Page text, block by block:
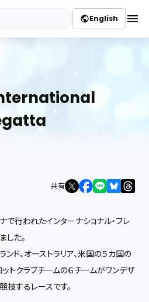
publicEnglish menu
共有
で行われたインターナショナル・フレ
した。
ンド、オーストラリア、米国の５カ国の
トクラブチームの６チームがワンデザ
技するレースです。